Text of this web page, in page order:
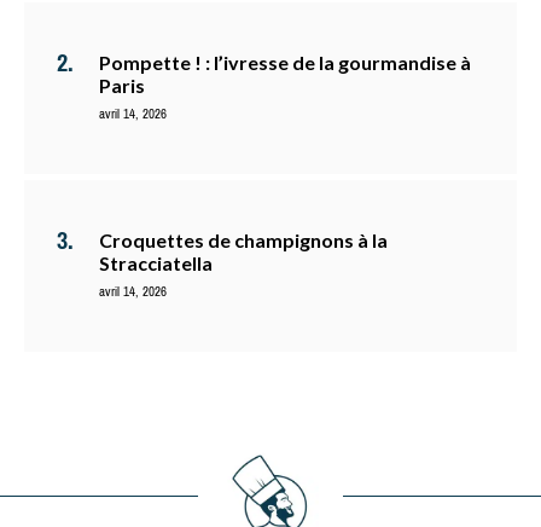
Pompette ! : l’ivresse de la gourmandise à
Paris
avril 14, 2026
Croquettes de champignons à la
Stracciatella
avril 14, 2026